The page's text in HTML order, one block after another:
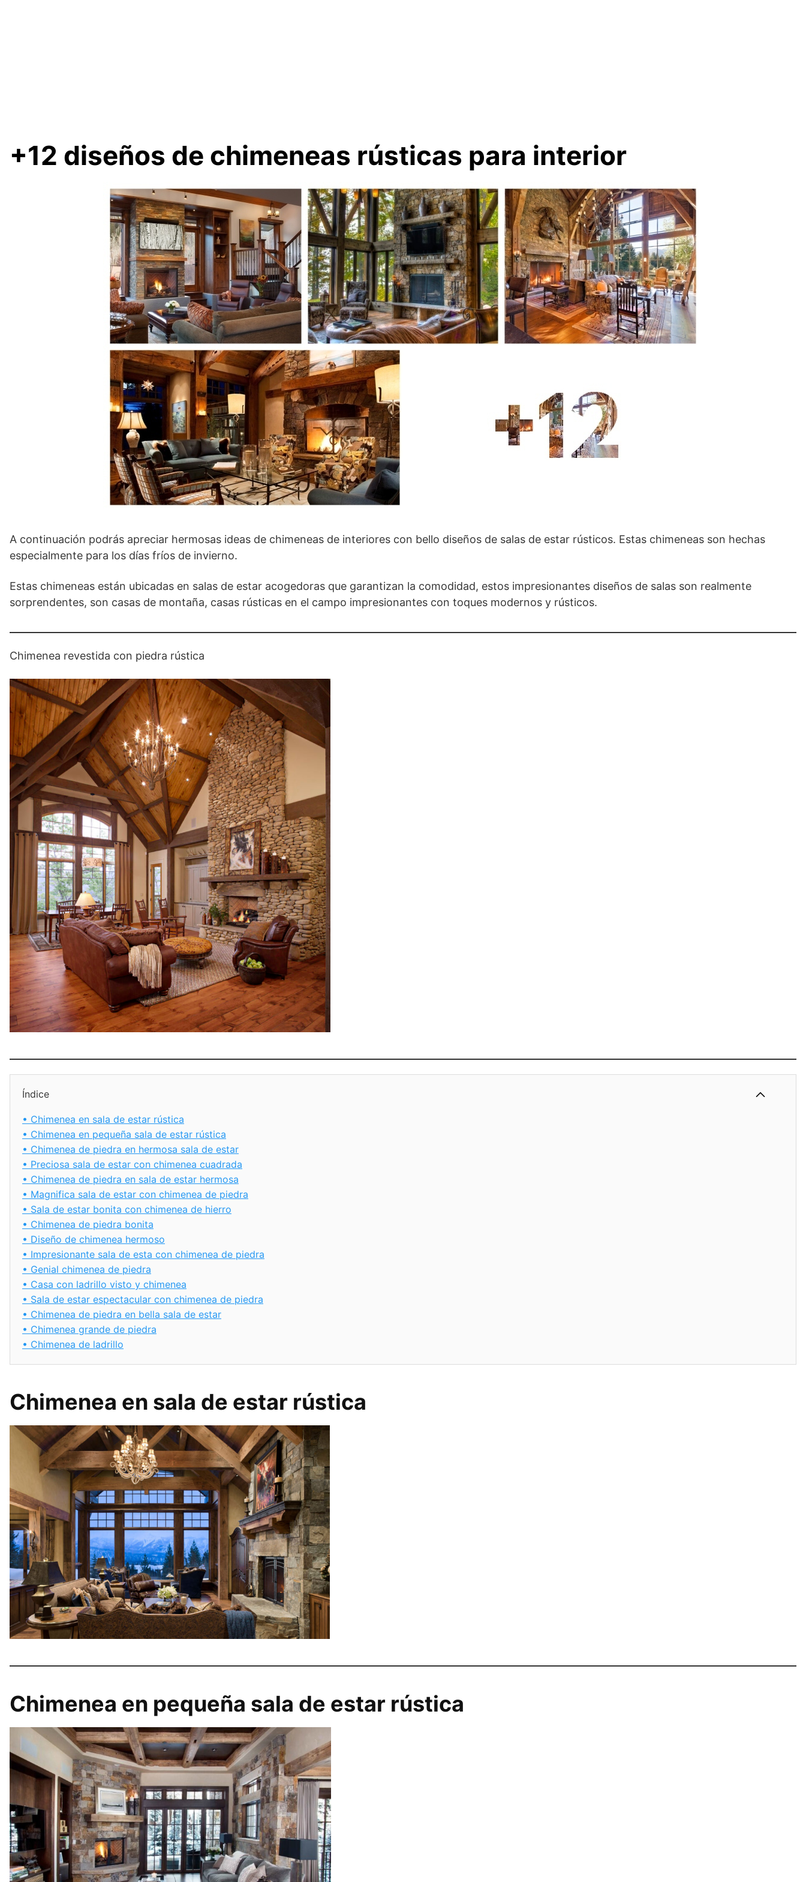
+12 diseños de chimeneas rústicas para interior
A continuación podrás apreciar hermosas ideas de chimeneas de interiores con bello diseños de salas de estar rústicos. Estas chimeneas son hechas
especialmente para los días fríos de invierno.
Estas chimeneas están ubicadas en salas de estar acogedoras que garantizan la comodidad, estos impresionantes diseños de salas son realmente
sorprendentes, son casas de montaña, casas rústicas en el campo impresionantes con toques modernos y rústicos.
Chimenea revestida con piedra rústica
Índice
• Chimenea en sala de estar rústica
• Chimenea en pequeña sala de estar rústica
• Chimenea de piedra en hermosa sala de estar
• Preciosa sala de estar con chimenea cuadrada
• Chimenea de piedra en sala de estar hermosa
• Magnifica sala de estar con chimenea de piedra
• Sala de estar bonita con chimenea de hierro
• Chimenea de piedra bonita
• Diseño de chimenea hermoso
• Impresionante sala de esta con chimenea de piedra
• Genial chimenea de piedra
• Casa con ladrillo visto y chimenea
• Sala de estar espectacular con chimenea de piedra
• Chimenea de piedra en bella sala de estar
• Chimenea grande de piedra
• Chimenea de ladrillo
Chimenea en sala de estar rústica
Chimenea en pequeña sala de estar rústica